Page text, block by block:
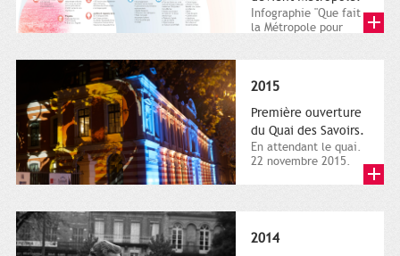
Infographie "Que fait
la Métropole pour
2015
Première ouverture
du Quai des Savoirs.
En attendant le quai.
22 novembre 2015.
2014